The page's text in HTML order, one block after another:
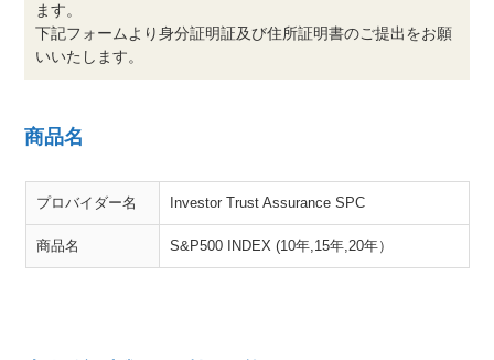
ます。
下記フォームより身分証明証及び住所証明書のご提出をお願
いいたします。
商品名
プロバイダー名 Investor Trust Assurance SPC
商品名 S&P500 INDEX (10年,15年,20年）